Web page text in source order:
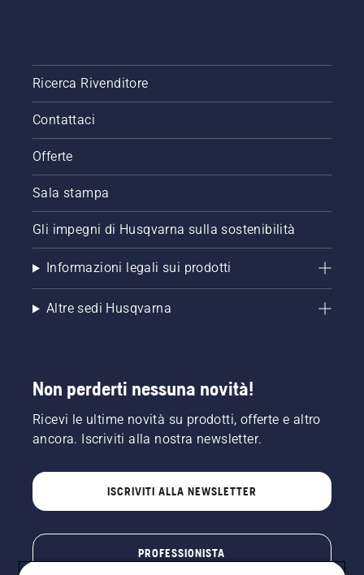
Ricerca Rivenditore
Contattaci
Offerte
Sala stampa
Gli impegni di Husqvarna sulla sostenibilità
Informazioni legali sui prodotti
Altre sedi Husqvarna
Non perderti nessuna novità!
Ricevi le ultime novità su prodotti, offerte e altro
ancora. Iscriviti alla nostra newsletter.
ISCRIVITI ALLA NEWSLETTER
PROFESSIONISTA